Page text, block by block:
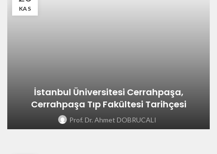
KAS
İstanbul Üniversitesi Cerrahpaşa,
Cerrahpaşa Tıp Fakültesi Tarihçesi
Prof. Dr. Ahmet DOBRUCALI